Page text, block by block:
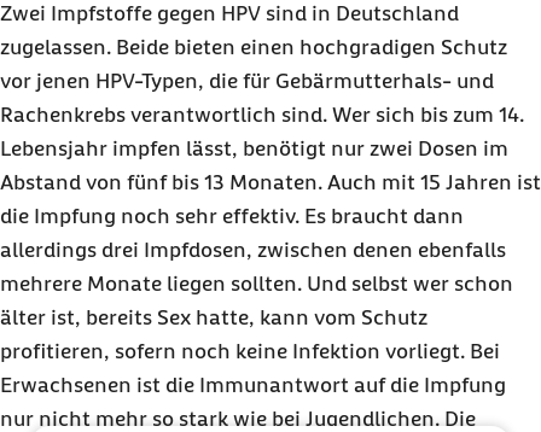
Zwei Impfstoffe gegen HPV sind in Deutschland
zugelassen. Beide bieten einen hochgradigen Schutz
vor jenen HPV-Typen, die für Gebärmutterhals- und
Rachenkrebs verantwortlich sind. Wer sich bis zum 14.
Lebensjahr impfen lässt, benötigt nur zwei Dosen im
Abstand von fünf bis 13 Monaten. Auch mit 15 Jahren ist
die Impfung noch sehr effektiv. Es braucht dann
allerdings drei Impfdosen, zwischen denen ebenfalls
mehrere Monate liegen sollten. Und selbst wer schon
älter ist, bereits Sex hatte, kann vom Schutz
profitieren, sofern noch keine Infektion vorliegt. Bei
Erwachsenen ist die Immunantwort auf die Impfung
nur nicht mehr so stark wie bei Jugendlichen. Die